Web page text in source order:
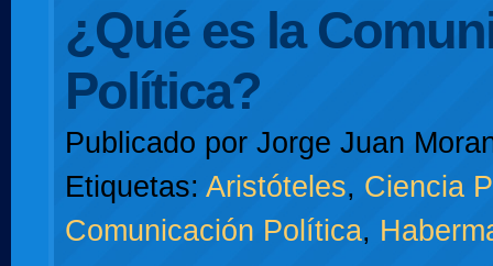
¿Qué es la
Política?
Publicado por Jorge Juan
Etiquetas: Aristóteles, Ciencia
Comunicación Política,